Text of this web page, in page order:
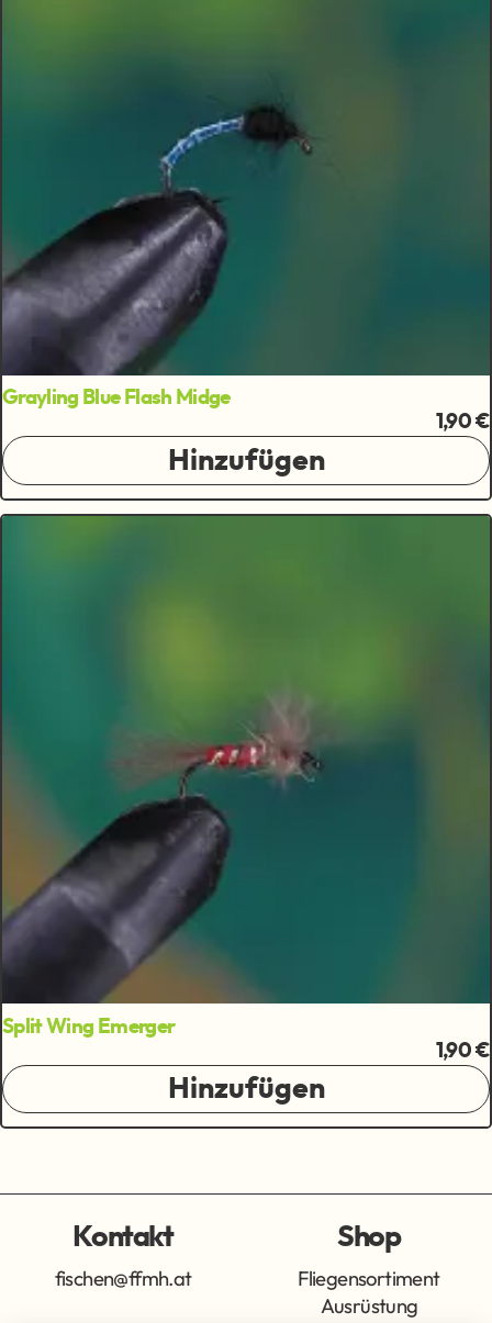
Grayling Blue Flash Midge
1,90 €
Hinzufügen
Split Wing Emerger
1,90 €
Hinzufügen
Kontakt
fischen@ffmh.at
Shop
Fliegensortiment
Ausrüstung